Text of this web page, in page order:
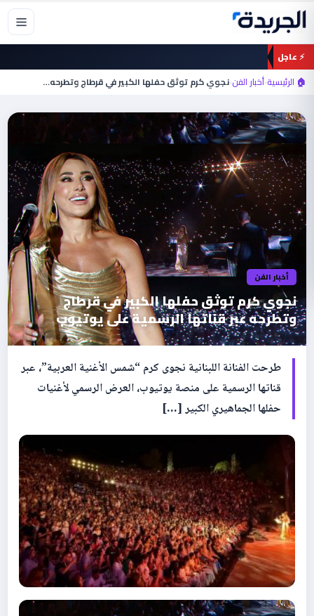
تخطي
المحتوى
⚡ عاجل
🏠 الرئيسية›أخبار الفن›نجوي كرم توثق حفلها الكبير في قرطاج وتطرحه…
أخبار الفن
نجوي كرم توثق حفلها الكبير في قرطاج
وتطرحه عبر قناتها الرسمية على يوتيوب
طرحت الفنانة اللبنانية نجوى كرم “شمس الأغنية العربية”، عبر
قناتها الرسمية على منصة يوتيوب، العرض الرسمي لأغنيات
حفلها الجماهيري الكبير […]